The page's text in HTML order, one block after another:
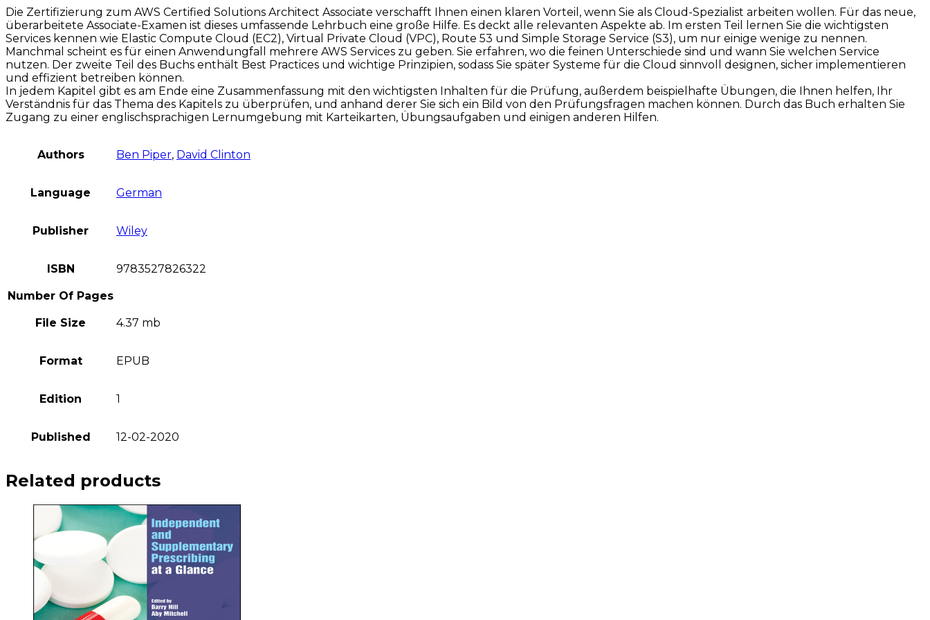
Die Zertifizierung zum AWS Certified Solutions Architect Associate verschafft Ihnen einen klaren Vorteil, wenn Sie als Cloud-Spezialist arbeiten wollen. Für das neue,
überarbeitete Associate-Examen ist dieses umfassende Lehrbuch eine große Hilfe. Es deckt alle relevanten Aspekte ab. Im ersten Teil lernen Sie die wichtigsten
Services kennen wie Elastic Compute Cloud (EC2), Virtual Private Cloud (VPC), Route 53 und Simple Storage Service (S3), um nur einige wenige zu nennen.
Manchmal scheint es für einen Anwendungfall mehrere AWS Services zu geben. Sie erfahren, wo die feinen Unterschiede sind und wann Sie welchen Service
nutzen. Der zweite Teil des Buchs enthält Best Practices und wichtige Prinzipien, sodass Sie später Systeme für die Cloud sinnvoll designen, sicher implementieren
und effizient betreiben können.
In jedem Kapitel gibt es am Ende eine Zusammenfassung mit den wichtigsten Inhalten für die Prüfung, außerdem beispielhafte Übungen, die Ihnen helfen, Ihr
Verständnis für das Thema des Kapitels zu überprüfen, und anhand derer Sie sich ein Bild von den Prüfungsfragen machen können. Durch das Buch erhalten Sie
Zugang zu einer englischsprachigen Lernumgebung mit Karteikarten, Übungsaufgaben und einigen anderen Hilfen.
Authors Ben Piper, David Clinton
Language German
Publisher Wiley
ISBN 9783527826322
Number Of Pages
File Size 4.37 mb
Format EPUB
Edition 1
Published 12-02-2020
Related products